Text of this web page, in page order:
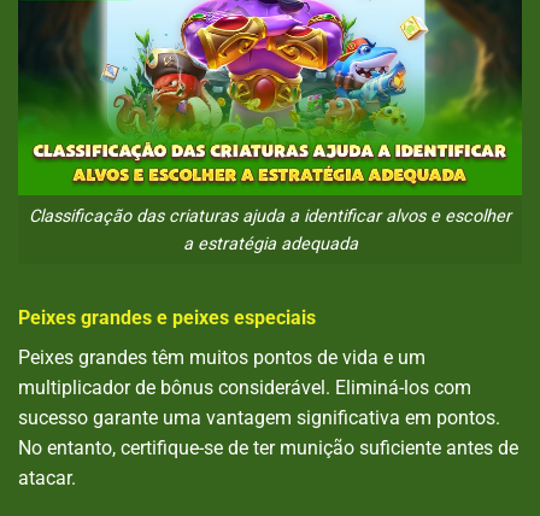
Classificação das criaturas ajuda a identificar alvos e escolher
a estratégia adequada
Peixes grandes e peixes especiais
Peixes grandes têm muitos pontos de vida e um
multiplicador de bônus considerável. Eliminá-los com
sucesso garante uma vantagem significativa em pontos.
No entanto, certifique-se de ter munição suficiente antes de
atacar.